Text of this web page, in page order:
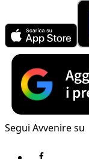
Segui Avvenire su